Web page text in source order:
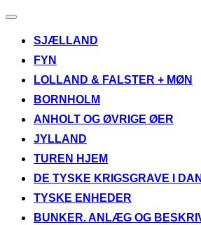
Slå
til/fraSJÆLLAND
FYN
LOLLAND & FALSTER + MØN
BORNHOLM
ANHOLT OG ØVRIGE ØER
JYLLAND
TUREN HJEM
DE TYSKE KRIGSGRAVE I
TYSKE ENHEDER
BUNKER. ANLÆG OG